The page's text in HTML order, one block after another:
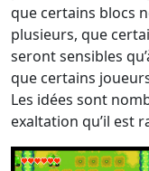
que certains blocs
plusieurs, que
seront sensibles
que certains
Les idées sont
exaltation qu’il est